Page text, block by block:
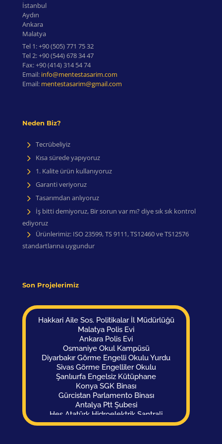
İstanbul
Aydın
Ankara
Malatya
Tel 1:+90 (505) 771 75 32
Tel 2:+90 (544) 678 34 47
Fax:+90 (414) 314 54 74
Email: info@mentestasarim.com
Email: mentestasarim@gmail.com
Neden Biz?
Tecrübeliyiz
Kısa sürede yapıyoruz
1. Kalite ürün kullanıyoruz
Garanti veriyoruz
Tasarımdan anlıyoruz
İş bitti demiyoruz, Bir sorun var mı? diye sık sık kontrol
ediyoruz
Ürünlerimiz: ISO 23599, TS 9111, TS12460 ve TS12576
standartlarına uygundur
Son Projelerimiz
Malatya Polis Evi
Ankara Polis Evi
Osmaniye Okul Kampüsü
Diyarbakır Görme Engelli Okulu Yurdu
Sivas Görme Engelliler Okulu
Şanlıurfa Engelsiz Kütüphane
Konya SGK Binası
Gürcistan Parlamento Binası
Antalya Ptt Şubesi
Hes Atatürk Hidroelektrik Santrali
Kars Adliyesi
Balıkesir Hava Limanı